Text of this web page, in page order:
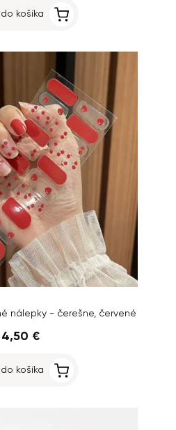
košíka
nálepky - čerešne, červené
4,50 €
košíka